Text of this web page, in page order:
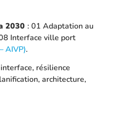
2030 : 01 Adaptation au
Interface ville port
AIVP).
résilience
architecture,